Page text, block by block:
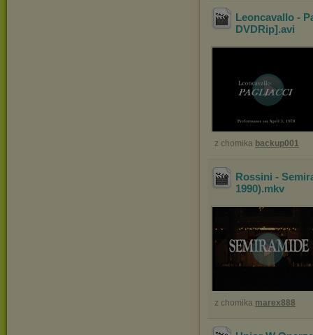
Leoncavallo -
DVDRip] .avi
z chomika backup001
Rossini -
1990).mkv
z chomika marex888